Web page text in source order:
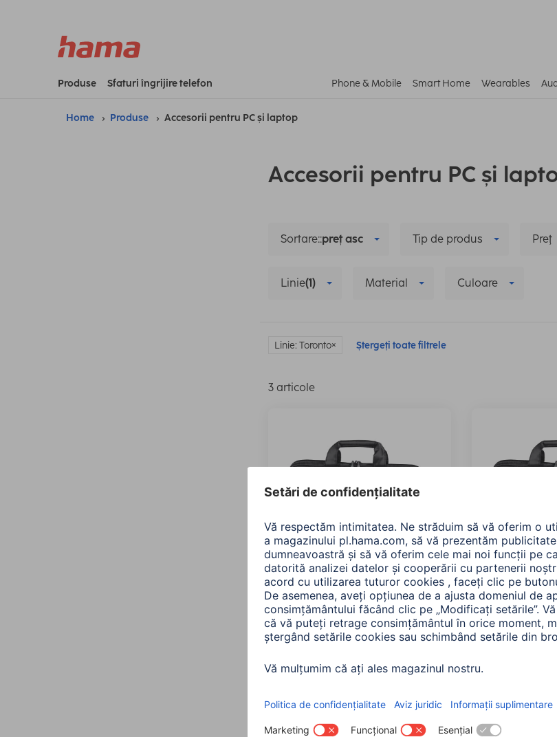
Produse Sfaturi îngrijire telefon Phone & Mobile Smart Home Wearables
Home Produse Accesorii pentru PC și laptop
Accesorii pentru PC și
Sortare::preț asc Tip de produs Preţ
Linie(1) Material Culoare
Linie: Toronto Ștergeți toate filtrele
3 articole
Hama Hama Geanta NB
Toronto, 15.6", ngr
00216565
dimensiunea ecranului (2)
Hama
„Toronto”,
cm), negru